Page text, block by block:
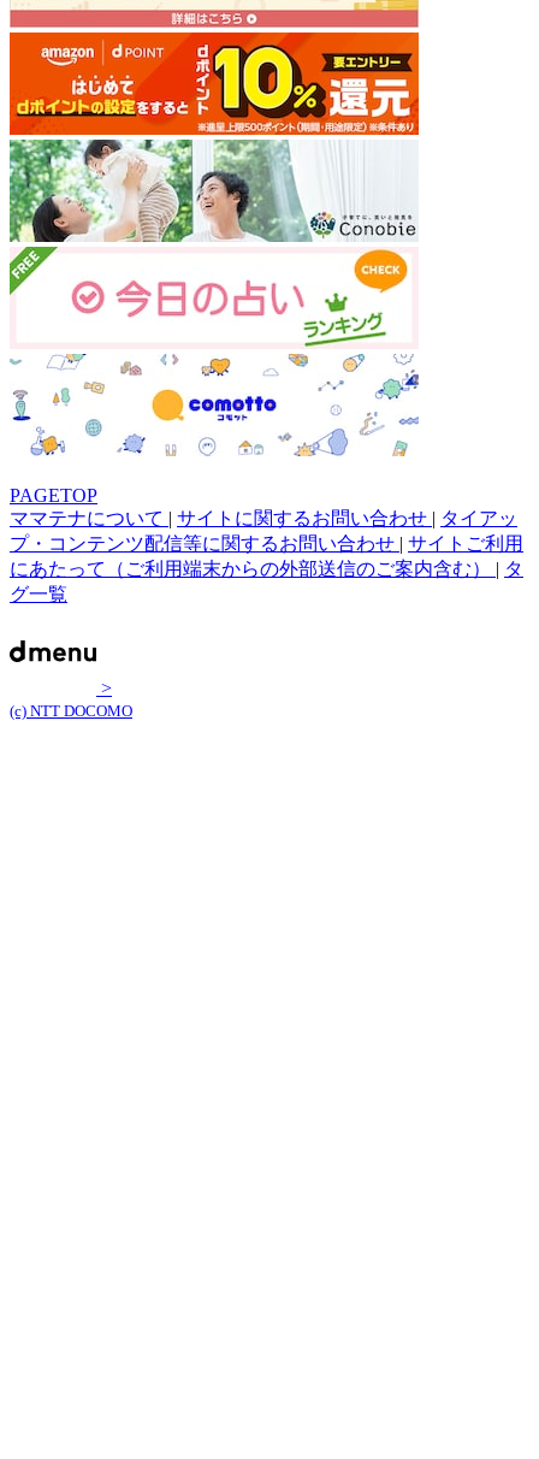
PAGETOP
ママテナについて | サイトに関するお問い合わせ | タイアッ
プ・コンテンツ配信等に関するお問い合わせ | サイトご利用
にあたって（ご利用端末からの外部送信のご案内含む） | タ
グ一覧
>
(c) NTT DOCOMO